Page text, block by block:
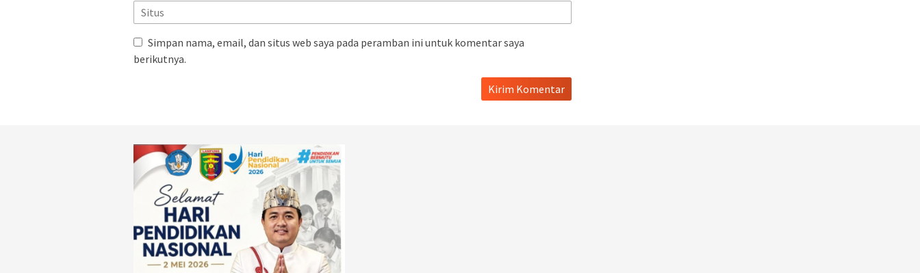
Simpan nama, email, dan situs web saya pada peramban ini untuk komentar saya
berikutnya.